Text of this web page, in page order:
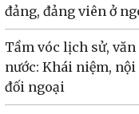
đảng, đảng viên ở
Tầm vóc lịch sử,
nước: Khái niệm,
đối ngoại